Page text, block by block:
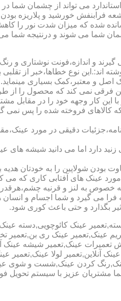
می تواند از چشمان شما
باید داشته باشد می توان به محافظت 100 درصد
شده که میزان شدت نور را
شما می شوند و درنتیجه شما می
اندازه،فونت نوشتاری و رنگ
اند:.این نوع خطاها،خبر از
اصل و معتبر،کمک بسیاری مینماید.
نمی کند که محصول را از طریق
این کار وجهه خود را در
فروخته شده را پس نمی
دقیقی در مورد
دارد اما می دانید شیشه های
بودن شولاپین را به خودتان
عینک های آفتابی کاری که می
به لنز و قرنیه
مه فرا می گیرد و شما اجسام و
بگذارد و حتی باعث کوری شود.
عینک
عینک,تعمیر عینک ری
تعمیرات عینک,تعمیر شیشه
آنلاین,تعمیر لولا
کردن عینک,شست و شوی
مشتریان عزیز با سیستم